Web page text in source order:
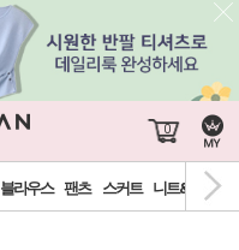
0
블라우스 팬츠 스커트 니트&가디건